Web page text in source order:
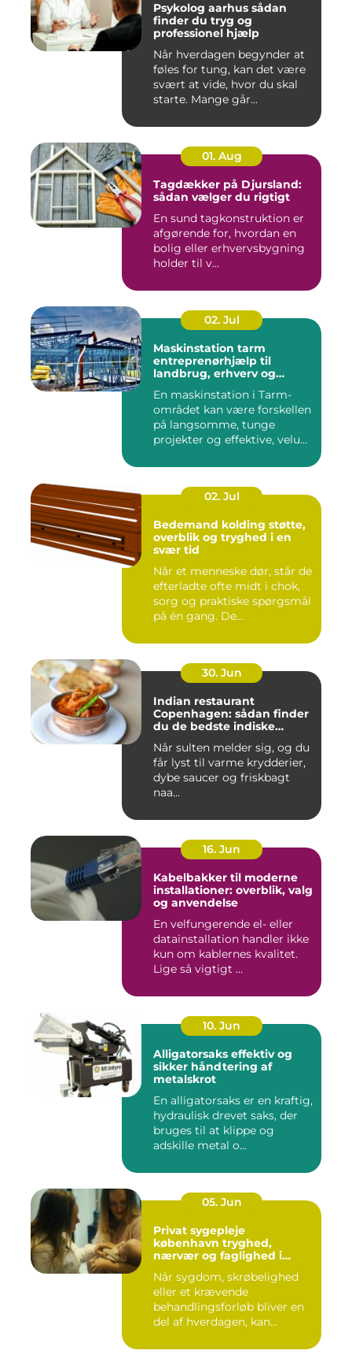
Psykolog aarhus sådan
finder du tryg og
professionel hjælp
Når hverdagen begynder at
føles for tung, kan det være
svært at vide, hvor du skal
starte. Mange går...
01. Aug
Tagdækker på Djursland:
sådan vælger du rigtigt
En sund tagkonstruktion er
afgørende for, hvordan en
bolig eller erhvervsbygning
holder til v...
02. Jul
Maskinstation tarm
entreprenørhjælp til
landbrug, erhverv og
En maskinstation i Tarm-
området kan være forskellen
på langsomme, tunge
projekter og effektive, velu...
02. Jul
Bedemand kolding støtte,
overblik og tryghed i en
svær tid
Når et menneske dør, står de
efterladte ofte midt i chok,
sorg og praktiske spørgsmål
på én gang. De...
30. Jun
Indian restaurant
Copenhagen: sådan finder
du de bedste indiske
Når sulten melder sig, og du
får lyst til varme krydderier,
dybe saucer og friskbagt
naa...
16. Jun
Kabelbakker til moderne
installationer: overblik, valg
og anvendelse
En velfungerende el- eller
datainstallation handler ikke
kun om kablernes kvalitet.
Lige så vigtigt ...
10. Jun
Alligatorsaks effektiv og
sikker håndtering af
metalskrot
En alligatorsaks er en kraftig,
hydraulisk drevet saks, der
bruges til at klippe og
adskille metal o...
05. Jun
Privat sygepleje
københavn tryghed,
nærvær og faglighed i
Når sygdom, skrøbelighed
eller et krævende
behandlingsforløb bliver en
del af hverdagen, kan